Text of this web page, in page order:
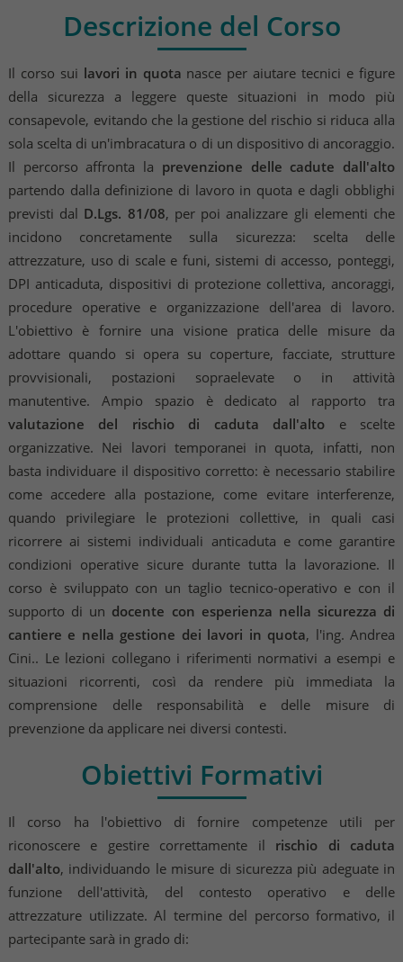
Descrizione del Corso
Il corso sui lavori in quota nasce per aiutare tecnici e figure
della sicurezza a leggere queste situazioni in modo più
consapevole, evitando che la gestione del rischio si riduca alla
sola scelta di un'imbracatura o di un dispositivo di ancoraggio.
Il percorso affronta la prevenzione delle cadute dall'alto
partendo dalla definizione di lavoro in quota e dagli obblighi
previsti dal D.Lgs. 81/08, per poi analizzare gli elementi che
incidono concretamente sulla sicurezza: scelta delle
attrezzature, uso di scale e funi, sistemi di accesso, ponteggi,
DPI anticaduta, dispositivi di protezione collettiva, ancoraggi,
procedure operative e organizzazione dell'area di lavoro.
L'obiettivo è fornire una visione pratica delle misure da
adottare quando si opera su coperture, facciate, strutture
provvisionali, postazioni sopraelevate o in attività
manutentive. Ampio spazio è dedicato al rapporto tra
valutazione del rischio di caduta dall'alto e scelte
organizzative. Nei lavori temporanei in quota, infatti, non
basta individuare il dispositivo corretto: è necessario stabilire
come accedere alla postazione, come evitare interferenze,
quando privilegiare le protezioni collettive, in quali casi
ricorrere ai sistemi individuali anticaduta e come garantire
condizioni operative sicure durante tutta la lavorazione. Il
corso è sviluppato con un taglio tecnico-operativo e con il
supporto di un docente con esperienza nella sicurezza di
cantiere e nella gestione dei lavori in quota, l'ing. Andrea
Cini.. Le lezioni collegano i riferimenti normativi a esempi e
situazioni ricorrenti, così da rendere più immediata la
comprensione delle responsabilità e delle misure di
prevenzione da applicare nei diversi contesti.
Obiettivi Formativi
Il corso ha l'obiettivo di fornire competenze utili per
riconoscere e gestire correttamente il rischio di caduta
dall'alto, individuando le misure di sicurezza più adeguate in
funzione dell'attività, del contesto operativo e delle
attrezzature utilizzate. Al termine del percorso formativo, il
partecipante sarà in grado di: